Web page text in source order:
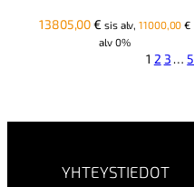
13805,00€ sis alv,11000,00€
alv 0%
1 2 3 … 5
YHTEYSTIEDOT